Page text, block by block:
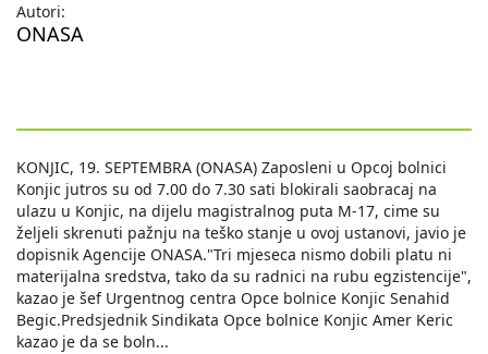
Autori:
ONASA
KONJIC, 19. SEPTEMBRA (ONASA) Zaposleni u Opcoj bolnici
Konjic jutros su od 7.00 do 7.30 sati blokirali saobracaj na
ulazu u Konjic, na dijelu magistralnog puta M-17, cime su
željeli skrenuti pažnju na teško stanje u ovoj ustanovi, javio je
dopisnik Agencije ONASA."Tri mjeseca nismo dobili platu ni
materijalna sredstva, tako da su radnici na rubu egzistencije",
kazao je šef Urgentnog centra Opce bolnice Konjic Senahid
Begic.Predsjednik Sindikata Opce bolnice Konjic Amer Keric
kazao je da se boln...